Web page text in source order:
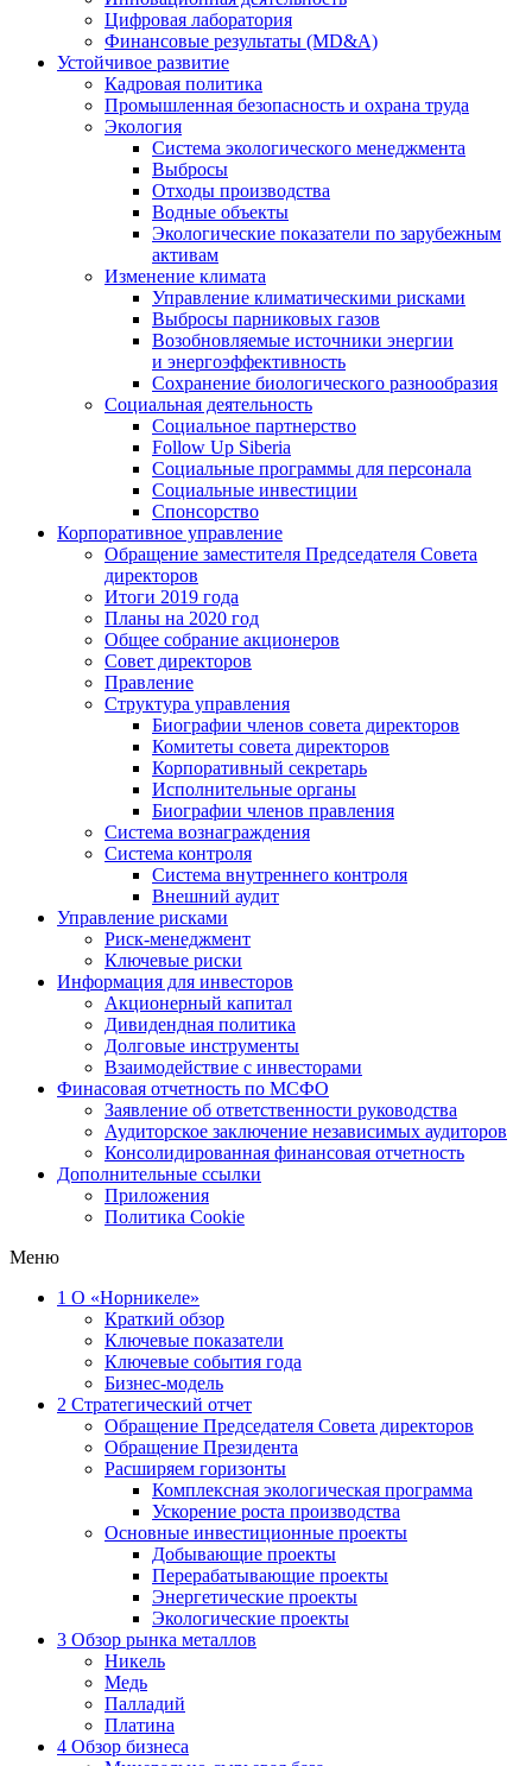
Цифровая лаборатория
Финансовые результаты (MD&A)
Устойчивое развитие
Кадровая политика
Промышленная безопасность и охрана труда
Экология
Система экологического менеджмента
Выбросы
Отходы производства
Водные объекты
Экологические показатели по зарубежным
активам
Изменение климата
Управление климатическими рисками
Выбросы парниковых газов
Возобновляемые источники энергии
и энергоэффективность
Сохранение биологического разнообразия
Социальная деятельность
Социальное партнерство
Follow Up Siberia
Социальные программы для персонала
Социальные инвестиции
Спонсорство
Корпоративное управление
Обращение заместителя Председателя Совета
директоров
Итоги 2019 года
Планы на 2020 год
Общее собрание акционеров
Совет директоров
Правление
Структура управления
Биографии членов совета директоров
Комитеты совета директоров
Корпоративный секретарь
Исполнительные органы
Биографии членов правления
Система вознаграждения
Система контроля
Система внутреннего контроля
Внешний аудит
Управление рисками
Риск-менеджмент
Ключевые риски
Информация для инвесторов
Акционерный капитал
Дивидендная политика
Долговые инструменты
Взаимодействие с инвеcторами
Финасовая отчетность по МСФО
Заявление об ответственности руководства
Аудиторское заключение независимых аудиторов
Консолидированная финансовая отчетность
Дополнительные ссылки
Приложения
Политика Cookie
Меню
1 О «Норникеле»
Краткий обзор
Ключевые показатели
Ключевые события года
Бизнес-модель
2 Стратегический отчет
Обращение Председателя Совета директоров
Обращение Президента
Расширяем горизонты
Комплексная экологическая программа
Ускорение роста производства
Основные инвестиционные проекты
Добывающие проекты
Перерабатывающие проекты
Энергетические проекты
Экологические проекты
3 Обзор рынка металлов
Никель
Медь
Палладий
Платина
4 Обзор бизнеса